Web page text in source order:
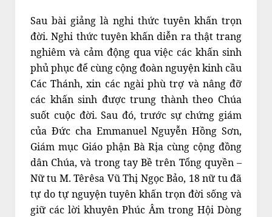
Sau bài giảng là nghi thức tuyên khấn trọn
đời. Nghi thức tuyên khấn diễn ra thật trang
nghiêm và cảm động qua việc các khấn sinh
phủ phục để cùng cộng đoàn nguyện kinh cầu
Các Thánh, xin các ngài phù trợ và nâng đỡ
các khấn sinh được trung thành theo Chúa
suốt cuộc đời. Sau đó, trước sự chứng giám
của Đức cha Emmanuel Nguyễn Hồng Sơn,
Giám mục Giáo phận Bà Rịa cùng cộng đồng
dân Chúa, và trong tay Bề trên Tổng quyền –
Nữ tu M. Têrêsa Vũ Thị Ngọc Bảo, 18 nữ tu đã
tự do tự nguyện tuyên khấn trọn đời sống và
giữ các lời khuyên Phúc Âm trong Hội Dòng